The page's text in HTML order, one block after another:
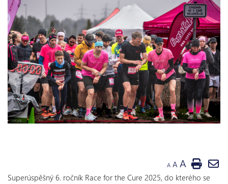
A A A
Superúspěšný 6. ročník Race for the Cure 2025, do kterého se